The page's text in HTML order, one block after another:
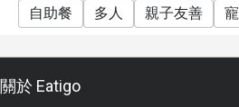
自助餐 多人 親子友善
關於 Eatigo